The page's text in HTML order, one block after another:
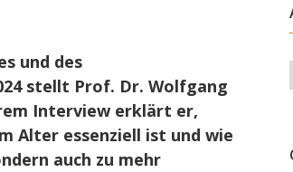
und des
stellt Prof. Dr. Wolfgang
Interview erklärt er,
Alter essenziell ist und wie
auch zu mehr